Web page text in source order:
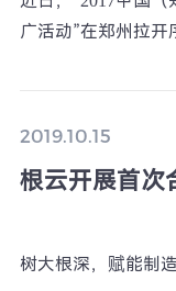
广活动”在郑州拉开
2019.10.15
根云开展首次
树大根深，赋能制